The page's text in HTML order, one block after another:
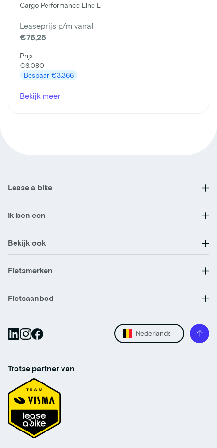
Cargo Performance Line L
Leaseprijs p/m vanaf
€76,25
Prijs
€6.080
Bespaar €3.366
Bekijk meer
Lease a bike
Ik ben een
Bekijk ook
Fietsmerken
Fietsaanbod
Nederlands
Trotse partner van